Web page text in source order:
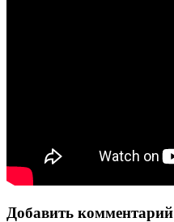
Добавить комментарий